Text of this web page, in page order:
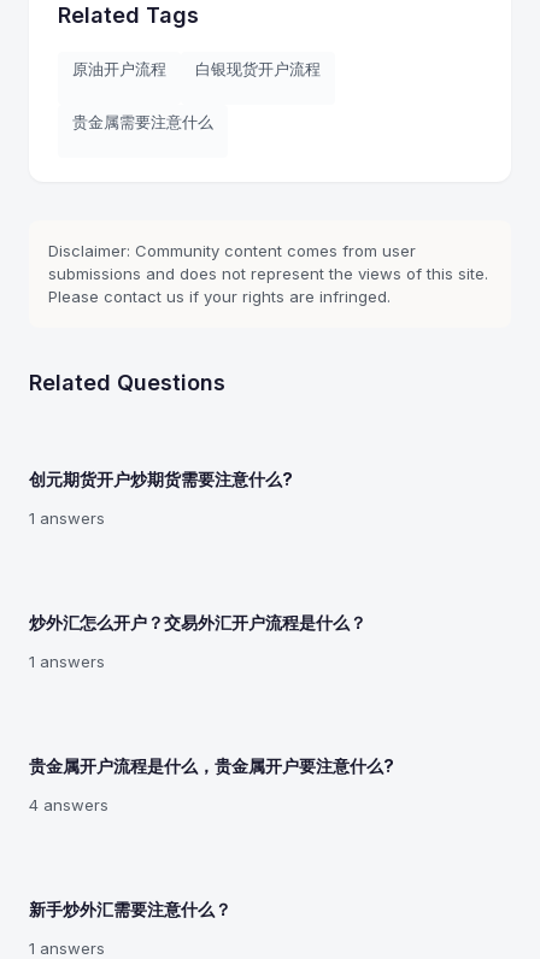
Related Tags
原油开户流程 白银现货开户流程
贵金属需要注意什么
Disclaimer: Community content comes from user
submissions and does not represent the views of this site.
Please contact us if your rights are infringed.
Related Questions
创元期货开户炒期货需要注意什么?
1 answers
炒外汇怎么开户？交易外汇开户流程是什么？
1 answers
贵金属开户流程是什么，贵金属开户要注意什么?
4 answers
新手炒外汇需要注意什么？
1 answers